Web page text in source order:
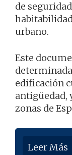
de
urbano.
Este
edificación
antigüedad,
zonas de
Leer Más